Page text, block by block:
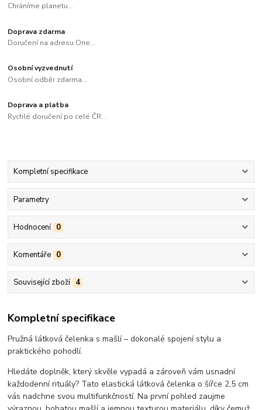
Chráníme planetu...
Doprava zdarma
Doručení na adresu One...
Osobní vyzvednutí
Osobní odběr zdarma...
Doprava a platba
Rychlé doručení po celé ČR...
Kompletní specifikace
Parametry
Hodnocení 0
Komentáře 0
Související zboží 4
Kompletní specifikace
Pružná látková čelenka s mašlí – dokonalé spojení stylu a
praktického pohodlí.
Hledáte doplněk, který skvěle vypadá a zároveň vám usnadní
každodenní rituály? Tato elastická látková čelenka o šířce 2,5 cm
vás nadchne svou multifunkčností. Na první pohled zaujme